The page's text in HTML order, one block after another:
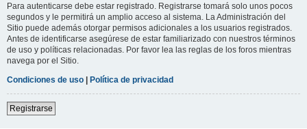
Para autenticarse debe estar registrado. Registrarse tomará solo unos pocos
segundos y le permitirá un amplio acceso al sistema. La Administración del
Sitio puede además otorgar permisos adicionales a los usuarios registrados.
Antes de identificarse asegúrese de estar familiarizado con nuestros términos
de uso y políticas relacionadas. Por favor lea las reglas de los foros mientras
navega por el Sitio.
Condiciones de uso | Política de privacidad
Registrarse